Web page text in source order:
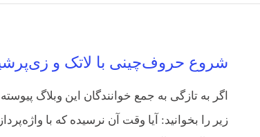
شروع حروف‌چینی با لاتک و
اگر به تازگی به جمع خوانندگان این وبلاگ
زیر را بخوانید: آیا وقت آن نرسیده که با